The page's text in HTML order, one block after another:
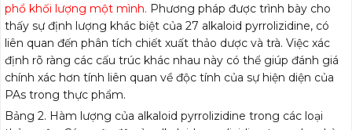
phổ khối lượng một mình. Phương pháp được trình bày cho
thấy sự định lượng khác biệt của 27 alkaloid pyrrolizidine, có
liên quan đến phân tích chiết xuất thảo dược và trà. Việc xác
định rõ ràng các cấu trúc khác nhau này có thể giúp đánh giá
chính xác hơn tính liên quan về độc tính của sự hiện diện của
PAs trong thực phẩm.
Bảng 2. Hàm lượng của alkaloid pyrrolizidine trong các loại